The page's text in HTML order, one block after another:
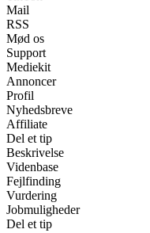
Mail
RSS
Mød os
Support
Mediekit
Annoncer
Profil
Nyhedsbreve
Affiliate
Del et tip
Beskrivelse
Videnbase
Fejlfinding
Vurdering
Jobmuligheder
Del et tip